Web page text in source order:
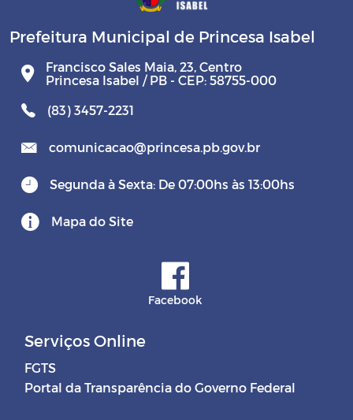
Prefeitura Municipal de Princesa Isabel
Francisco Sales Maia, 23, Centro
Princesa Isabel / PB - CEP: 58755-000
(83) 3457-2231
comunicacao@princesa.pb.gov.br
Segunda à Sexta: De 07:00hs às 13:00hs
Mapa do Site
Facebook
Serviços Online
FGTS
Portal da Transparência do Governo Federal